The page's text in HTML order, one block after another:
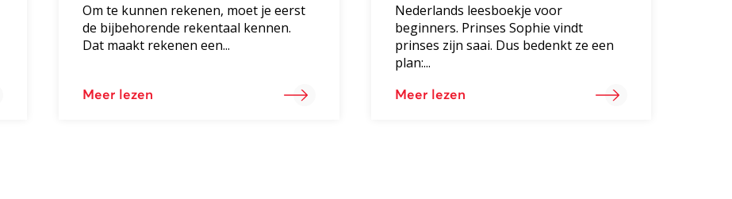
Om te kunnen rekenen, moet je eerst
de bijbehorende rekentaal kennen.
Dat maakt rekenen een...
Meer lezen
Nederlands leesboekje voor
beginners. Prinses Sophie vindt
prinses zijn saai. Dus bedenkt ze een
plan:...
Meer lezen